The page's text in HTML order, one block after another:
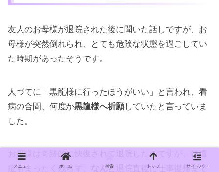
友人のお母様が退院された後に聞いた話しですが、お
母様が突然倒れられ、とても危険な状態を過ごしてい
た時期があったそうです。
人づてに「黒龍様に行ったほうがいい」と言われ、看
病の合間、何度か黒龍様へ祈願していたと言っていま
した。
お母様は奇跡的に快復されて退院したのですが、後遺
症もまったく残らず、
なんと 退院直後に仕事復帰まで
メニュー ホーム 検索 トップ サイドバー